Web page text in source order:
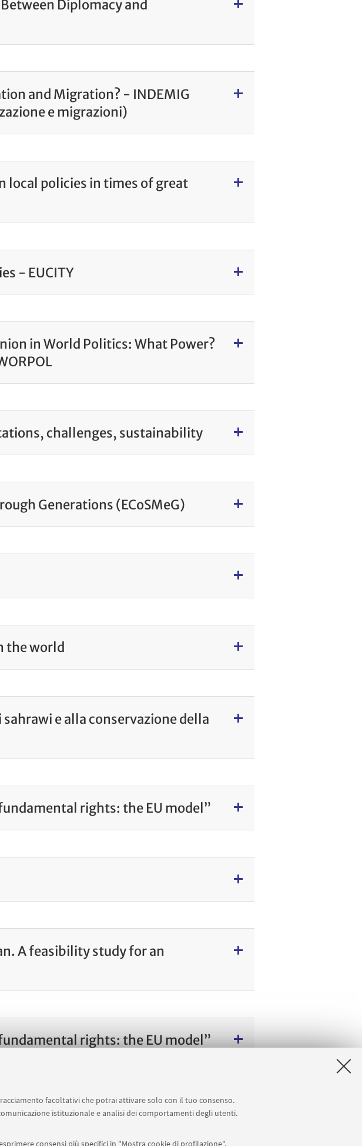
facoltativi che potrai attivare solo con il tuo consenso.
istituzionale e analisi dei comportamenti degli utenti.
consensi più specifici in "Mostra cookie di profilazione".
Diplomacy and
and Migration? - INDEMIG
e migrazioni)
local policies in times of great
- EUCITY
in World Politics: What Power?
challenges, sustainability
Generations (ECoSMeG)
the world
e alla conservazione della
rights: the EU model”
A feasibility study for an
rights: the EU model”